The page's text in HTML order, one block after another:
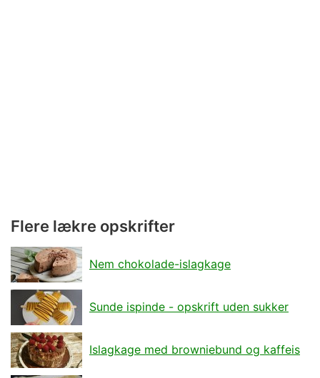
Flere lækre opskrifter
Nem chokolade-islagkage
Sunde ispinde - opskrift uden sukker
Islagkage med browniebund og kaffeis